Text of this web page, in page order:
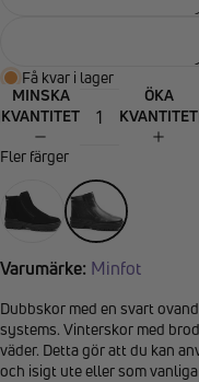
Få kvar i lager
MINSKA
KVANTITET
ÖKA
KVANTITET
Fler färger
Varumärke: Minfot
Dubbskor med en svart
systems. Vinterskor med
väder. Detta gör att du kan
och isigt ute eller som